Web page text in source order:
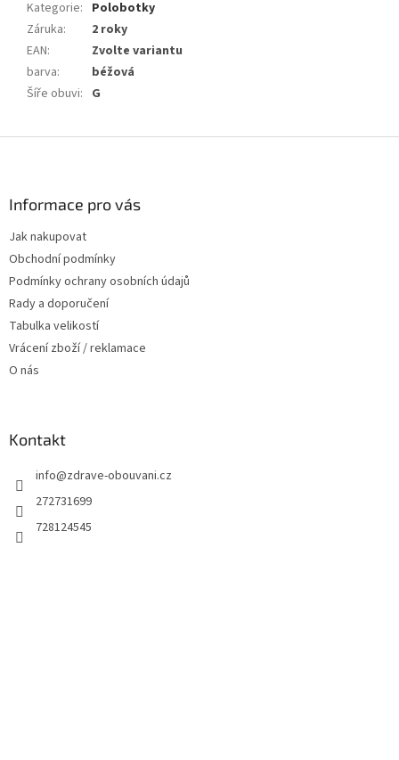
Kategorie: Polobotky
Záruka:
2 roky
EAN:
Zvolte variantu
barva:
béžová
Šíře obuvi: G
Informace pro vás
Jak nakupovat
Obchodní podmínky
Podmínky ochrany osobních údajů
Rady a doporučení
Tabulka velikostí
Vrácení zboží / reklamace
O nás
Kontakt
info@zdrave-obouvani.cz
272731699
728124545